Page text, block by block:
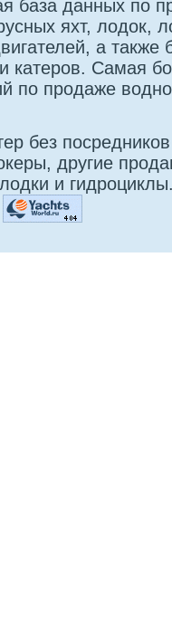
база данных по
яхт, лодок,
а также
катеров. Самая
по продаже
без
другие
и